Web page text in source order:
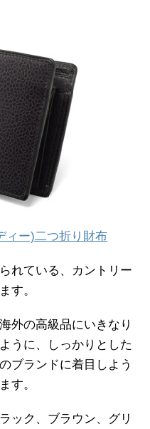
ィー)二つ折り財布
れている、カントリー
す。
外の高級品にいきなり
うに、しっかりとした
ブランドに着目しよう
す。
ック、ブラウン、グリ